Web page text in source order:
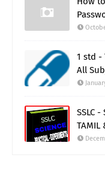
1 std -
All
SSLC -
TAMIL